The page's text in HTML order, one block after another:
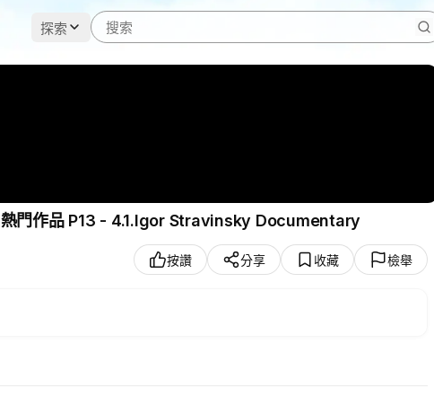
探索
Igor Stravinsky (17 June 1882 – 6 April 1971) 熱門作品 P13 - 4.1.Igor Stravinsky Documentary
按讚 分享 收藏 檢舉